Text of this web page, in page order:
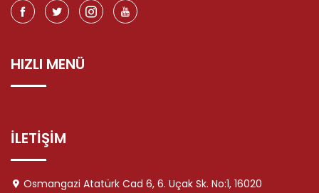
HIZLI MENÜ
İLETİŞİM
Osmangazi Atatürk Cad 6, 6. Uçak Sk. No:1, 16020